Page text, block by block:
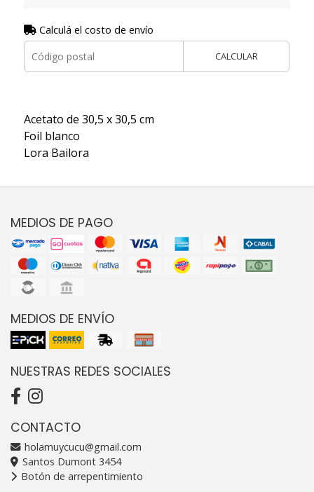
Calculá el costo de envío
CALCULAR
Acetato de 30,5 x 30,5 cm
Foil blanco
Lora Bailora
MEDIOS DE PAGO
MEDIOS DE ENVÍO
NUESTRAS REDES SOCIALES
CONTACTO
holamuycucu@gmail.com
Santos Dumont 3454
Botón de arrepentimiento